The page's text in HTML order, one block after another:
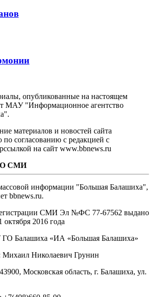
опубликованные на настоящем
МАУ "Информационное агентство
материалов и новостей сайта
по согласованию с редакцией с
на сайт www.bbnews.ru
СМИ
информации "Большая Балашиха",
bbnews.ru.
СМИ Эл №ФС ‎77-67562 выдано
2016 года
Балашиха «ИА «Большая Балашиха»
Михаил Николаевич Грунин
Московская область, г. Балашиха, ул.